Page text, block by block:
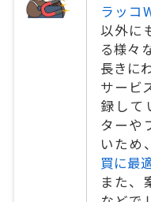
ラッコ
以外に
る様々
長きに
サービ
録して
ターや
いため、
買に最
また、